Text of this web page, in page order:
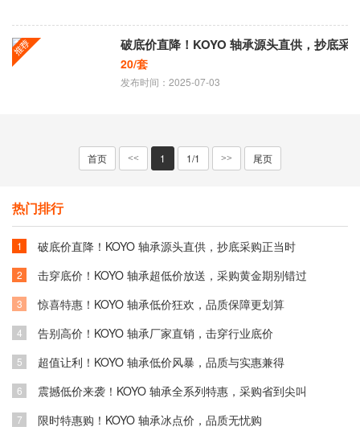
破底价直降！KOYO 轴承源头直供，抄底采
20/套
发布时间：2025-07-03
首页 << 1 1/1 >> 尾页
热门排行
1 破底价直降！KOYO 轴承源头直供，抄底采购正当时
2 击穿底价！KOYO 轴承超低价放送，采购黄金期别错过
3 惊喜特惠！KOYO 轴承低价狂欢，品质保障更划算
4 告别高价！KOYO 轴承厂家直销，击穿行业底价
5 超值让利！KOYO 轴承低价风暴，品质与实惠兼得
6 震撼低价来袭！KOYO 轴承全系列特惠，采购省到尖叫
7 限时特惠购！KOYO 轴承冰点价，品质无忧购